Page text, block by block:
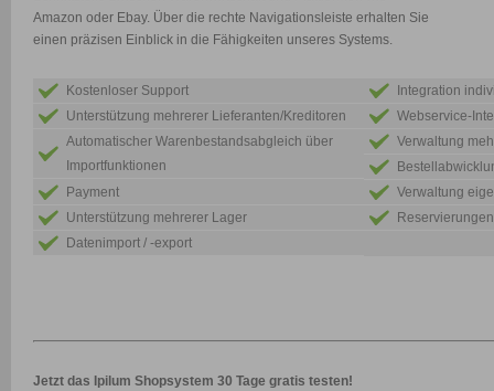
Amazon oder Ebay. Über die rechte Navigationsleiste erhalten Sie
einen präzisen Einblick in die Fähigkeiten unseres Systems.
Kostenloser Support
Integration
Unterstützung mehrerer Lieferanten/Kreditoren
Webservice-
Automatischer Warenbestandsabgleich über
Importfunktionen
Verwaltung
Payment
Verwaltung
Unterstützung mehrerer Lager
Datenimport / -export
Jetzt das Ipilum Shopsystem 30 Tage gratis testen!